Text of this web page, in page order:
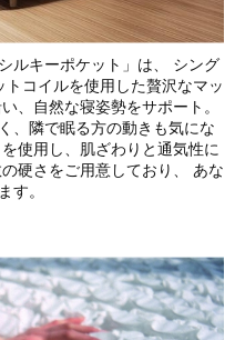
ルキーポケット」は、 シング
コイルを使用した贅沢なマッ
、自然な寝姿勢をサポート。
、隣で眠る方の動きも気にな
使用し、肌ざわりと通気性に
硬さをご用意しており、 あな
す。